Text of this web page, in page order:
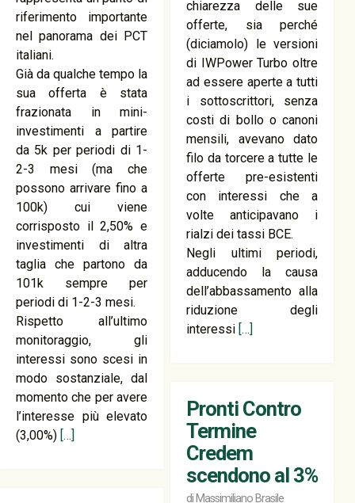
chiarezza delle sue
offerte, sia perché
(diciamolo) le versioni
di IWPower Turbo oltre
ad essere aperte a tutti
i sottoscrittori, senza
costi di bollo o canoni
mensili, avevano dato
filo da torcere a tutte le
offerte pre-esistenti
con interessi che a
volte anticipavano i
rialzi dei tassi BCE.
Negli ultimi periodi,
adducendo la causa
dell’abbassamento alla
riduzione degli
interessi […]
riferimento importante
nel panorama dei PCT
italiani.
Già da qualche tempo la
sua offerta è stata
frazionata in mini-
investimenti a partire
da 5k per periodi di 1-
2-3 mesi (ma che
possono arrivare fino a
100k) cui viene
corrisposto il 2,50% e
investimenti di altra
taglia che partono da
101k sempre per
periodi di 1-2-3 mesi.
Rispetto all’ultimo
monitoraggio, gli
interessi sono scesi in
modo sostanziale, dal
momento che per avere
l’interesse più elevato
(3,00%) […]
Pronti Contro
Termine
Credem
scendono al 3%
di Massimiliano Brasile